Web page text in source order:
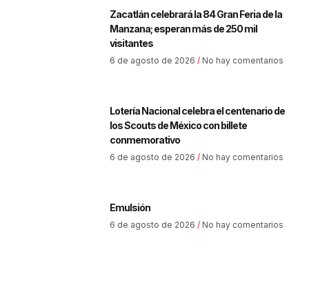
Zacatlán celebrará la 84 Gran Feria de la
Manzana; esperan más de 250 mil
visitantes
6 de agosto de 2026 No hay comentarios
Lotería Nacional celebra el centenario de
los Scouts de México con billete
conmemorativo
6 de agosto de 2026 No hay comentarios
Emulsión
6 de agosto de 2026 No hay comentarios